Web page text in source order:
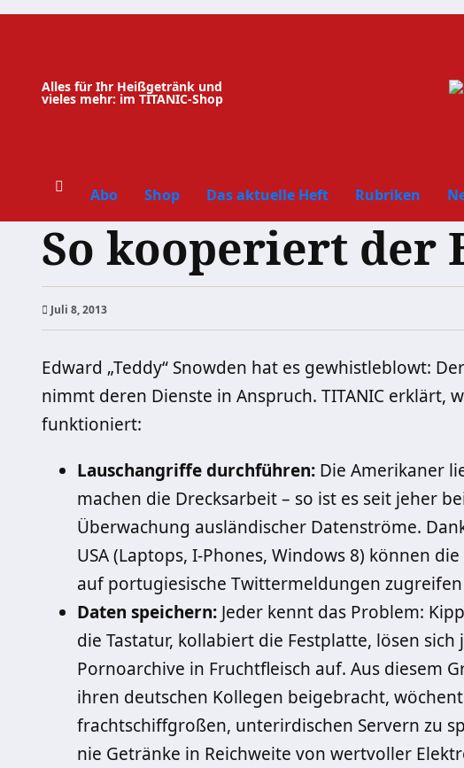
Zum
Alles für Ihr Heißgetränk und
vieles mehr: im TITANIC-Shop
Abo Shop Das aktuelle Heft Rubriken
So kooperiert der
Juli 8, 2013
Edward „Teddy“ Snowden hat es gewhistleblowt:
nimmt deren Dienste in Anspruch. TITANIC erklärt,
funktioniert:
Lauschangriffe durchführen: Die Amerikaner
machen die Drecksarbeit – so ist es seit jeher
Überwachung ausländischer Datenströme.
USA (Laptops, I-Phones, Windows 8) können
auf portugiesische Twittermeldungen
Daten speichern: Jeder kennt das Problem:
die Tastatur, kollabiert die Festplatte, lösen
Pornoarchive in Fruchtfleisch auf. Aus diesem
ihren deutschen Kollegen beigebracht,
frachtschiffgroßen, unterirdischen Servern zu
nie Getränke in Reichweite von wertvoller